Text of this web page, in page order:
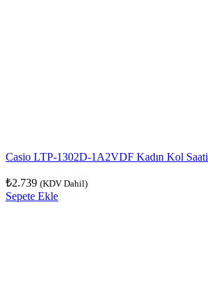
Casio LTP-1302D-1A2VDF Kadın Kol Saati
₺2.739 (KDV Dahil)
Sepete Ekle